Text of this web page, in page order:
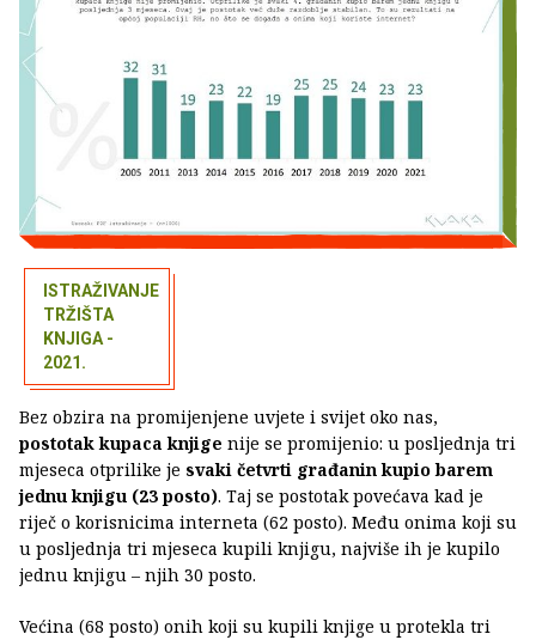
ISTRAŽIVANJE
TRŽIŠTA
KNJIGA -
2021.
Bez obzira na promijenjene uvjete i svijet oko nas,
postotak kupaca knjige nije se promijenio: u posljednja tri
mjeseca otprilike je svaki četvrti građanin kupio barem
jednu knjigu (23 posto). Taj se postotak povećava kad je
riječ o korisnicima interneta (62 posto). Među onima koji su
u posljednja tri mjeseca kupili knjigu, najviše ih je kupilo
jednu knjigu – njih 30 posto.
Većina (68 posto) onih koji su kupili knjige u protekla tri